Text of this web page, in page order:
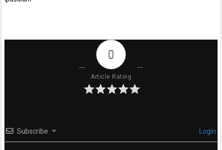
0
Article Rating
Subscribe Login